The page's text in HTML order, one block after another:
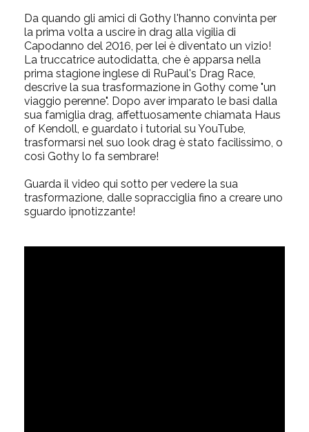
Da quando gli amici di Gothy l'hanno convinta per
la prima volta a uscire in drag alla vigilia di
Capodanno del 2016, per lei è diventato un vizio!
La truccatrice autodidatta, che è apparsa nella
prima stagione inglese di RuPaul's Drag Race,
descrive la sua trasformazione in Gothy come "un
viaggio perenne". Dopo aver imparato le basi dalla
sua famiglia drag, affettuosamente chiamata Haus
of Kendoll, e guardato i tutorial su YouTube,
trasformarsi nel suo look drag è stato facilissimo, o
così Gothy lo fa sembrare!
Guarda il video qui sotto per vedere la sua
trasformazione, dalle sopracciglia fino a creare uno
sguardo ipnotizzante!